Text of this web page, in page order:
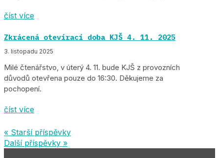
číst více
Zkrácená otevírací doba KJŠ 4. 11. 2025
3. listopadu 2025
Milé čtenářstvo, v úterý 4. 11. bude KJŠ z provozních
důvodů otevřena pouze do 16:30. Děkujeme za
pochopení.
číst více
« Starší příspěvky
Další příspěvky »